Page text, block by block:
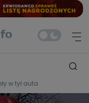
w tył auta